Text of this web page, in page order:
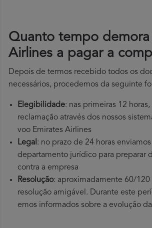
Quanto tempo demora
Airlines a pagar a
Depois de termos recebido todos os
necessários, procedemos da seguinte
Elegibilidade: nas primeiras 12
reclamação através dos nossos
voo Emirates Airlines
Legal: no prazo de 24 horas
departamento jurídico para preparar
contra a empresa
Resolução: aproximadamente 60/120
resolução amigável. Durante este
emos informados sobre a evolução